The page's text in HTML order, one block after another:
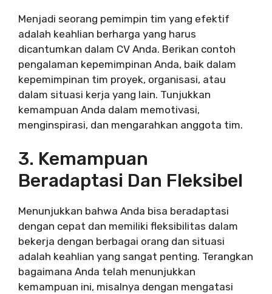
Menjadi seorang pemimpin tim yang efektif
adalah keahlian berharga yang harus
dicantumkan dalam CV Anda. Berikan contoh
pengalaman kepemimpinan Anda, baik dalam
kepemimpinan tim proyek, organisasi, atau
dalam situasi kerja yang lain. Tunjukkan
kemampuan Anda dalam memotivasi,
menginspirasi, dan mengarahkan anggota tim.
3. Kemampuan
Beradaptasi Dan Fleksibel
Menunjukkan bahwa Anda bisa beradaptasi
dengan cepat dan memiliki fleksibilitas dalam
bekerja dengan berbagai orang dan situasi
adalah keahlian yang sangat penting. Terangkan
bagaimana Anda telah menunjukkan
kemampuan ini, misalnya dengan mengatasi